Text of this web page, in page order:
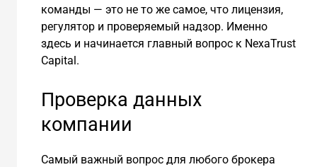
команды — это не то же самое, что лицензия,
регулятор и проверяемый надзор. Именно
здесь и начинается главный вопрос к NexaTrust
Capital.
Проверка данных
компании
Самый важный вопрос для любого брокера